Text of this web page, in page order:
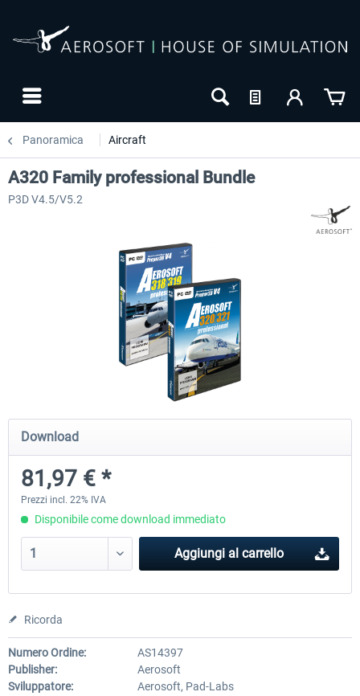
Panoramica Aircraft
A320 Family professional Bundle
81,97 € *
Aerosoft A320/A321
A320 Family professional Bundle
P3D V4.5/V5.2
Download
81,97 € *
Prezzi incl. 22% IVA
Disponibile come download immediato
Aggiungi al carrello
Ricorda
Numero Ordine:
AS14397
Publisher:
Aerosoft
Sviluppatore:
Aerosoft, Pad-Labs